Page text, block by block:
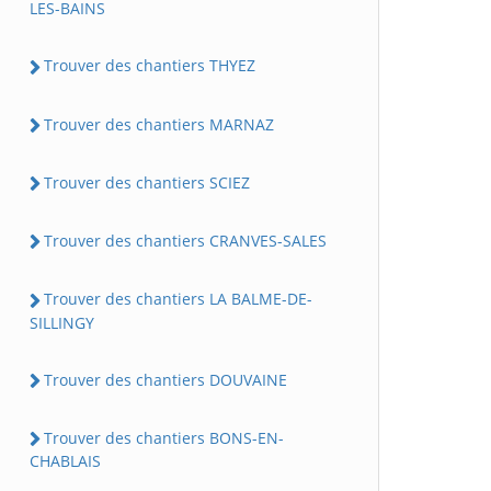
LES-BAINS
Trouver des chantiers THYEZ
Trouver des chantiers MARNAZ
Trouver des chantiers SCIEZ
Trouver des chantiers CRANVES-SALES
Trouver des chantiers LA BALME-DE-
SILLINGY
Trouver des chantiers DOUVAINE
Trouver des chantiers BONS-EN-
CHABLAIS